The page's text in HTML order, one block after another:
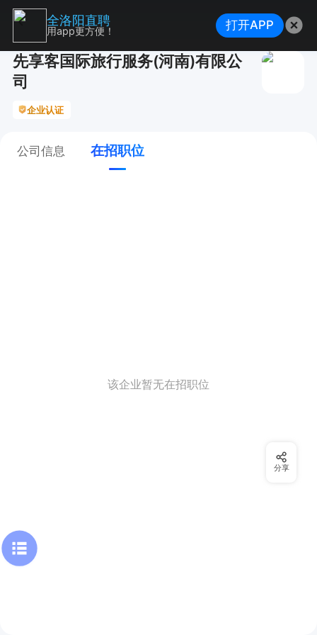
先享客国际旅行服务(河南)有限公
司
企业认证
公司信息 在招职位
该企业暂无在招职位
分享
全洛阳直聘
用app更方便！ 打开APP